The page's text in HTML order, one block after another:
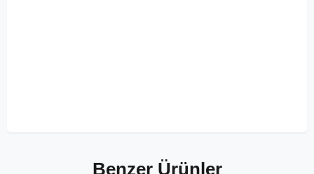
Benzer Ürünler